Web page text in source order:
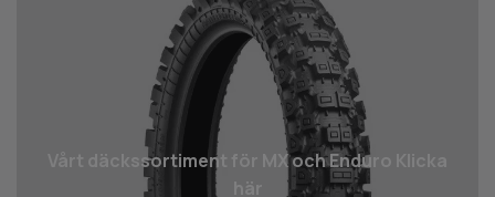
Vårt däcks­sortiment för MX och Enduro Klicka